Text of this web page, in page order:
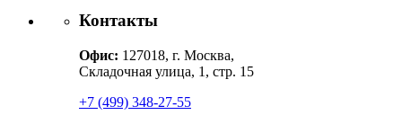
Контакты
Офис: 127018, г. Москва,
Складочная улица, 1, стр. 15
+7 (499) 348-27-55